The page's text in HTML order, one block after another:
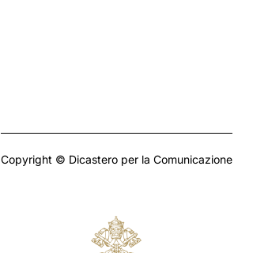
Copyright © Dicastero per la Comunicazione